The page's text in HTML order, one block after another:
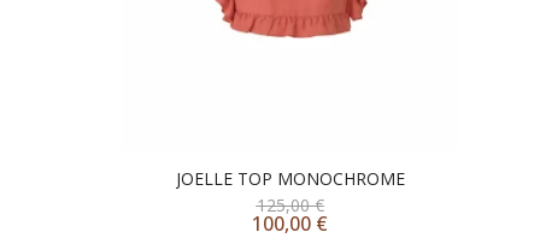
JOELLE TOP MONOCHROME
125,00€
100,00 €